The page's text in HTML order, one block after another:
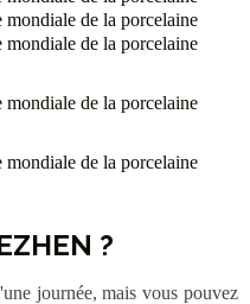
?
journée, mais vous pouvez